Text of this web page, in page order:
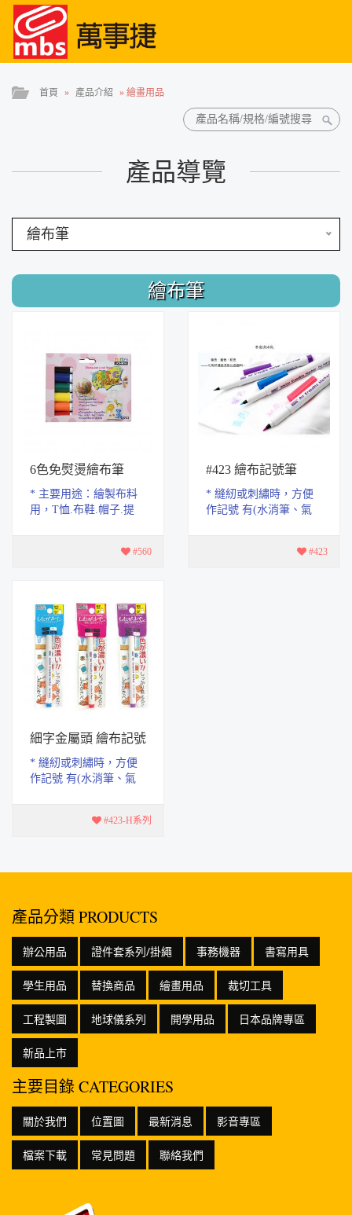
首頁 » 產品介紹 » 繪畫用品
產品導覽
繪布筆
繪布筆
6色免熨燙繪布筆
* 主要用途：繪製布料
用，T恤.布鞋.帽子.提
乾，無異味。 *使...
#560
#423 繪布記號筆
* 縫紉或刺繡時，方便
作記號 有(水消筆、氣
#423
細字金屬頭 繪布記號
筆
* 縫紉或刺繡時，方便
作記號 有(水消筆、氣
#423-H系列
產品分類 PRODUCTS
辦公用品 證件套系列/掛繩 事務機器 書寫用具
學生用品 替換商品 繪畫用品 裁切工具
工程製圖 地球儀系列 開學用品 日本品牌專區
新品上市
主要目錄 CATEGORIES
關於我們 位置圖 最新消息 影音專區
檔案下載 常見問題 聯絡我們